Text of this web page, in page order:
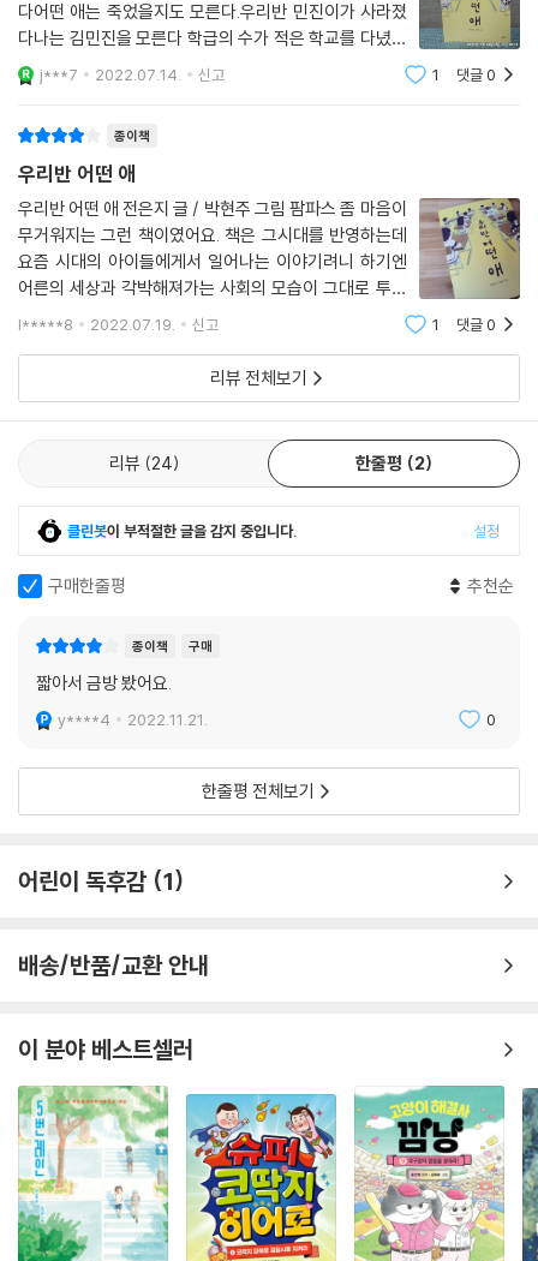
다어떤 애는 죽었을지도 모른다.우리반 민진이가 사라졌
다나는 김민진을 모른다 학급의 수가 적은 학교를 다녔던
나로서는 조금 이해가 되지 않는 이야기가 시작되었다. 같
은 반에 있는 친구의 결석도 알지 못했고 거기다 그 아이
j***7 2022.07.14. 신고 1 댓글0
종이책
우리반 어떤 애
우리반 어떤 애 전은지 글 / 박현주 그림 팜파스 좀 마음이
무거워지는 그런 책이였어요. 책은 그시대를 반영하는데
요즘 시대의 아이들에게서 일어나는 이야기려니 하기엔
어른의 세상과 각박해져가는 사회의 모습이 그대로 투영
되어 있는 그런 느낌이 들었거든요. 한반에 어떤 아이가
l*****8 2022.07.19. 신고 1 댓글0
리뷰 전체보기
리뷰 24 한줄평 2
클린봇이 부적절한 글을 감지 중입니다. 설정
구매한줄평 추천순
종이책 구매
짧아서 금방 봤어요.
y****4 2022.11.21. 0
한줄평 전체보기
어린이 독후감 1
배송/반품/교환 안내
이 분야 베스트셀러